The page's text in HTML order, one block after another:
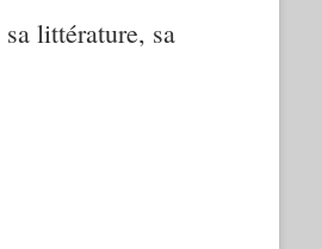
littérature, sa